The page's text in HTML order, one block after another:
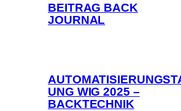
BEITRAG BACK
JOURNAL
UNG WIG 2025 –
BACKTECHNIK